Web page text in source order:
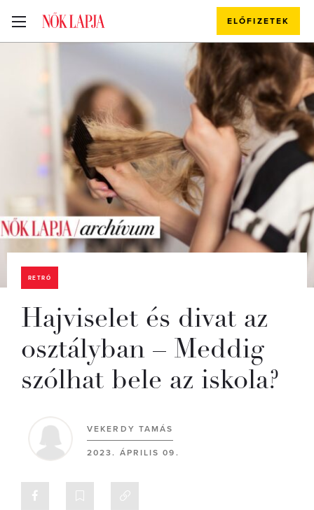
ELŐFIZETEK
RETRÓ
Hajviselet és divat az
osztályban – Meddig
szólhat bele az iskola?
VEKERDY TAMÁS
2023. ÁPRILIS 09.